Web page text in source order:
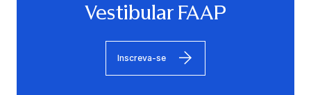
Vestibular FAAP
Inscreva-se